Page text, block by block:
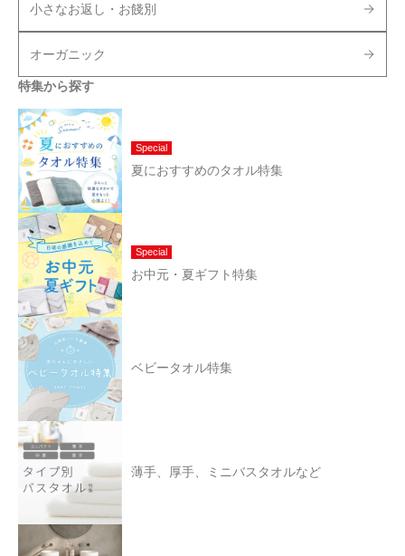
小さなお返し・お餞別
オーガニック
特集から探す
Special
夏におすすめのタオル特集
Special
お中元・夏ギフト特集
ベビータオル特集
薄手、厚手、ミニバスタオルなど